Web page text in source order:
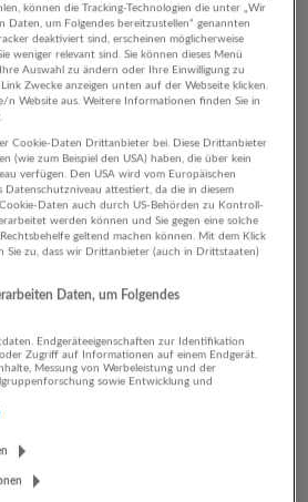
Planning & Analysis
Rehrl + Partner Personalberatung GmbH
Rehrl + Partner Personalberatung GmbH
in
Rehrl + Partner Personalberatung GmbH
können die Tracking-Technologien die unter „Wir
Daten, um Folgendes bereitzustellen“ genannten
deaktiviert sind, erscheinen möglicherweise
weniger relevant sind. Sie können dieses Menü
Auswahl zu ändern oder Ihre Einwilligung zu
Zwecke anzeigen unten auf der Webseite klicken.
n Website aus. Weitere Informationen finden Sie in
Cookie-Daten Drittanbieter bei. Diese Drittanbieter
(wie zum Beispiel den USA) haben, die über kein
verfügen. Den USA wird vom Europäischen
Datenschutzniveau attestiert, da die in diesem
Daten auch durch US-Behörden zu Kontroll-
werden können und Sie gegen eine solche
geltend machen können. Mit dem Klick
Sie zu, dass wir Drittanbieter (auch in Drittstaaten)
Daten, um Folgendes
Endgeräteeigenschaften zur Identifikation
Zugriff auf Informationen auf einem Endgerät.
Messung von Werbeleistung und der
sowie Entwicklung und